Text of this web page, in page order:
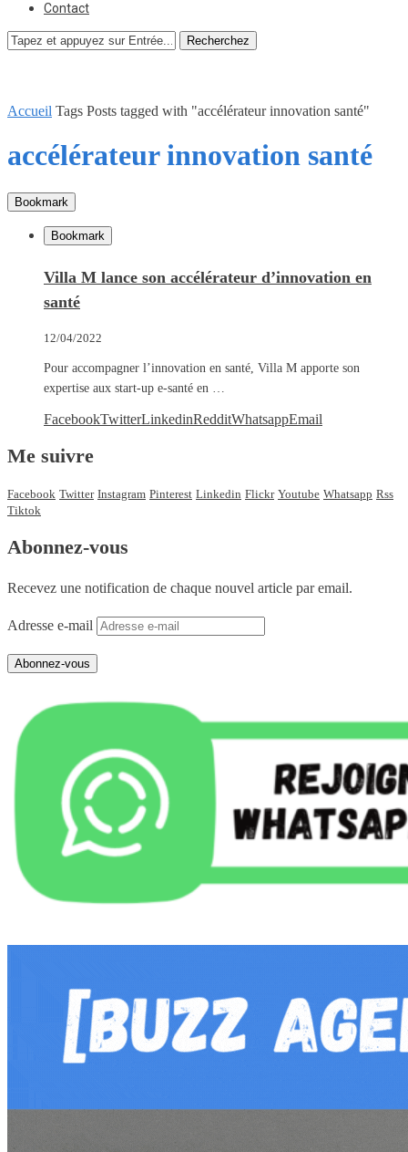
Contact
Recherchez
Accueil Tags Posts tagged with "accélérateur innovation santé"
accélérateur innovation santé
Bookmark
Bookmark
Villa M lance son accélérateur d’innovation en
santé
12/04/2022
Pour accompagner l’innovation en santé, Villa M apporte son
expertise aux start-up e-santé en …
FacebookTwitterLinkedinRedditWhatsappEmail
Me suivre
Facebook Twitter Instagram Pinterest Linkedin Flickr Youtube Whatsapp Rss
Tiktok
Abonnez-vous
Recevez une notification de chaque nouvel article par email.
Adresse e-mail
Abonnez-vous